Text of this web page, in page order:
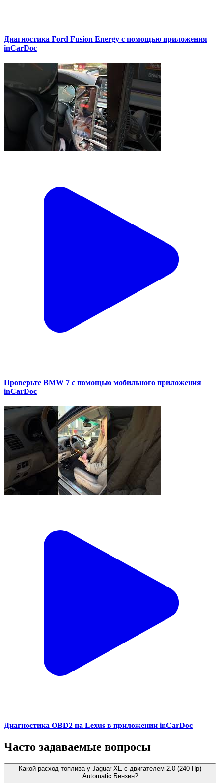
Диагностика Ford Fusion Energy с помощью приложения
inCarDoc
Проверьте BMW 7 с помощью мобильного приложения
inCarDoc
Диагностика OBD2 на Lexus в приложении inCarDoc
Часто задаваемые вопросы
Какой расход топлива у Jaguar XE с двигателем 2.0 (240 Hp)
Automatic Бензин?